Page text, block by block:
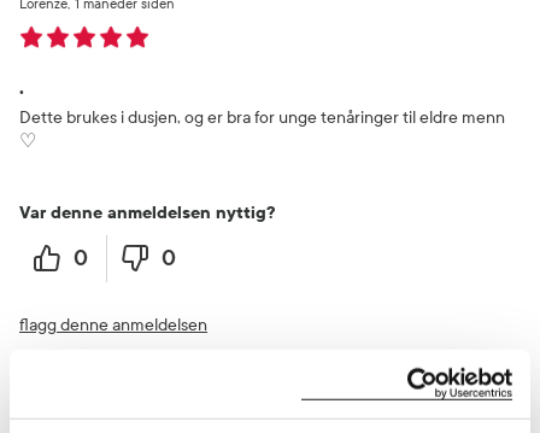
.
Dette brukes i dusjen, og er bra for unge tenåringer til eldre menn
♡
Var denne anmeldelsen nyttig?
0 0
flagg denne anmeldelsen